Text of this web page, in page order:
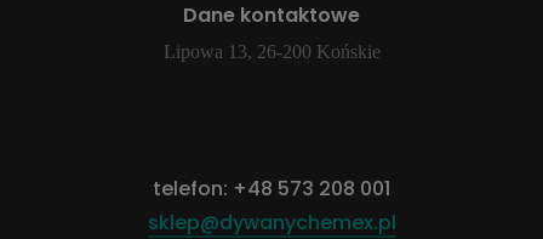
Dane kontaktowe
Lipowa 13, 26-200 Końskie
telefon: +48 573 208 001
sklep@dywanychemex.pl